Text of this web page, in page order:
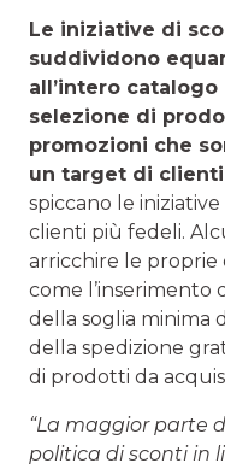
Le iniziative di
suddividono
all’intero
selezione di
promozioni che
un target di
spiccano le
clienti più fedeli.
arricchire le
come l’inserimento
della soglia minima
della spedizione
di prodotti da
“La maggior parte
politica di sconti in